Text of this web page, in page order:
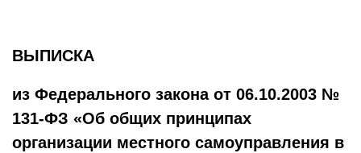
ВЫПИСКА
из Федерального закона от 06.10.2003 №
131-ФЗ «Об общих принципах
организации местного самоуправления в